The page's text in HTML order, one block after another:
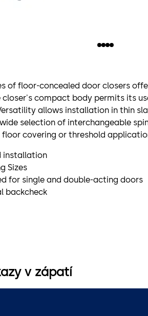
of floor-concealed door closers
closer's compact body permits its
allows installation in thin
selection of interchangeable
covering or threshold
installation
Sizes
for single and double-acting doors
backcheck
v zápatí